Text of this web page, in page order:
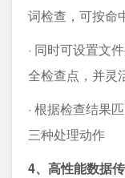
词检查，可按命
· 同时可设置文
全检查点，并灵
· 根据检查结果
三种处理动作
4、高性能数据